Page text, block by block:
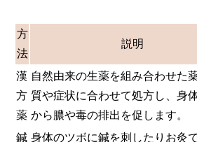
方
法
説明
漢
方
薬
自然由来の生薬を組み合わせた
質や症状に合わせて処方し、身
から膿や毒の排出を促します。
鍼 身体のツボに鍼を刺したりお灸